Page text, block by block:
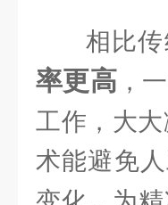
相比
率更高 ，
工作，大
术能避免